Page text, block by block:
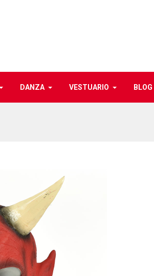
DANZA VESTUARIO BLOG